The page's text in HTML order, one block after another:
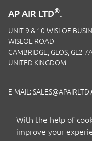
AP AIR LTD®.
UNIT 9 & 10 WISLOE
WISLOE ROAD
CAMBRIDGE, GLOS, GL2
UNITED KINGDOM
E-MAIL:
With the help of
improve your